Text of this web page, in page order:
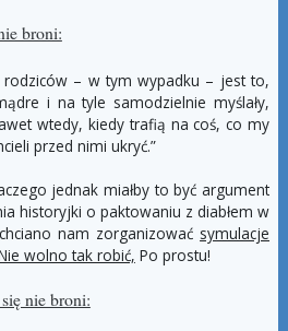
broni:
rodziców – w tym wypadku – jest to,
i na tyle samodzielnie myślały,
wtedy, kiedy trafią na coś, co my
przed nimi ukryć.”
jednak miałby to być argument
historyjki o paktowaniu z diabłem w
nam zorganizować symulacje
wolno tak robić, Po prostu!
się nie broni: